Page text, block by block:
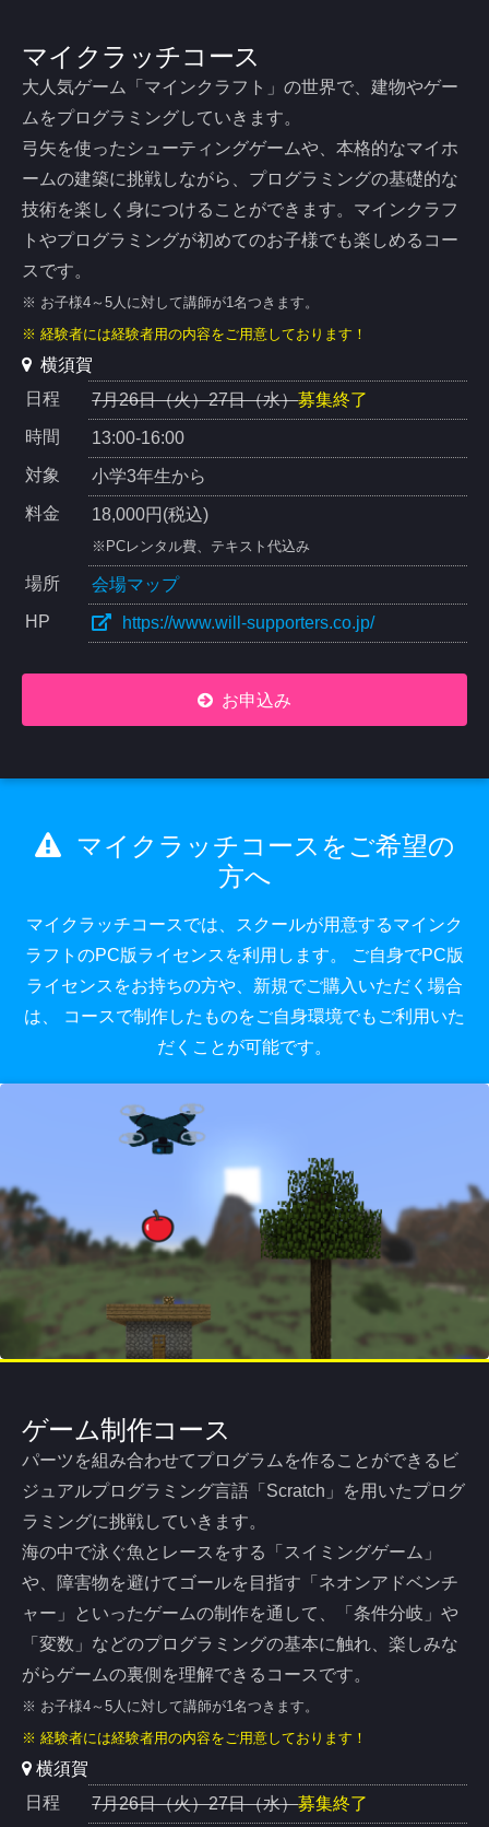
マイクラッチコース
大人気ゲーム「マインクラフト」の世界で、建物やゲー
ムをプログラミングしていきます。
弓矢を使ったシューティングゲームや、本格的なマイホ
ームの建築に挑戦しながら、プログラミングの基礎的な
技術を楽しく身につけることができます。マインクラフ
トやプログラミングが初めてのお子様でも楽しめるコー
スです。
※ お子様4～5人に対して講師が1名つきます。
※ 経験者には経験者用の内容をご用意しております！
横須賀
日程
7月26日（火）27日（水）募集終了
時間
13:00-16:00
対象
小学3年生から
料金
18,000円(税込)
※PCレンタル費、テキスト代込み
場所
会場マップ
HP
https://www.will-supporters.co.jp/
お申込み
マイクラッチコースをご希望の
方へ
マイクラッチコースでは、スクールが用意するマインク
ラフトのPC版ライセンスを利用します。
ご自身でPC版
ライセンスをお持ちの方や、新規でご購入いただく場合
は、
コースで制作したものをご自身環境でもご利用いた
だくことが可能です。
ゲーム制作コース
パーツを組み合わせてプログラムを作ることができるビ
ジュアルプログラミング言語「Scratch」を用いたプログ
ラミングに挑戦していきます。
海の中で泳ぐ魚とレースをする「スイミングゲーム」
や、障害物を避けてゴールを目指す「ネオンアドベンチ
ャー」といったゲームの制作を通して、「条件分岐」や
「変数」などのプログラミングの基本に触れ、楽しみな
がらゲームの裏側を理解できるコースです。
※ お子様4～5人に対して講師が1名つきます。
※ 経験者には経験者用の内容をご用意しております！
横須賀
日程
7月26日（火）27日（水）募集終了